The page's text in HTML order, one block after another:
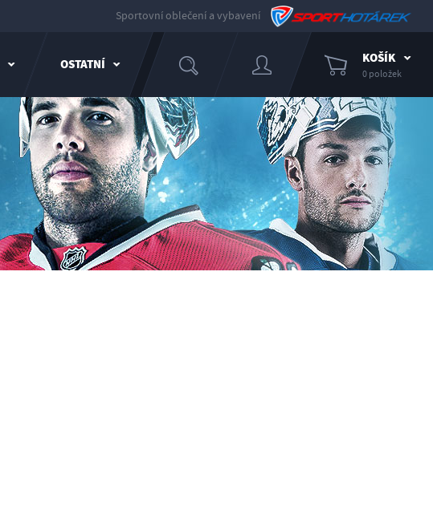
Sportovní oblečení a vybavení
OSTATNÍ KOŠÍK
0 položek